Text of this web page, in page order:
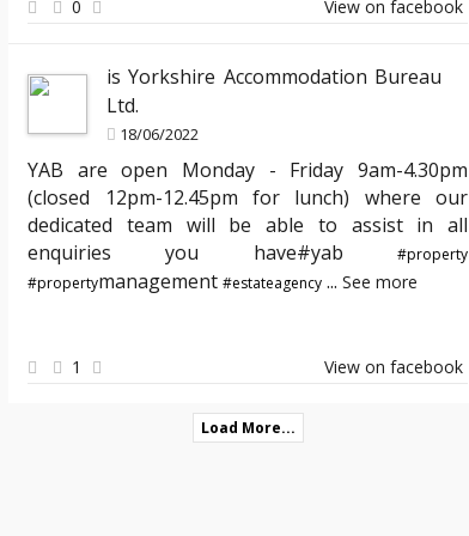
0 View on facebook
is Yorkshire Accommodation Bureau
Ltd.
18/06/2022
YAB are open Monday - Friday 9am-4.30pm
(closed 12pm-12.45pm for lunch) where our
dedicated team will be able to assist in all
enquiries you have#yab#property
#propertymanagement#estateagency ...See more
1 View on facebook
Load More...